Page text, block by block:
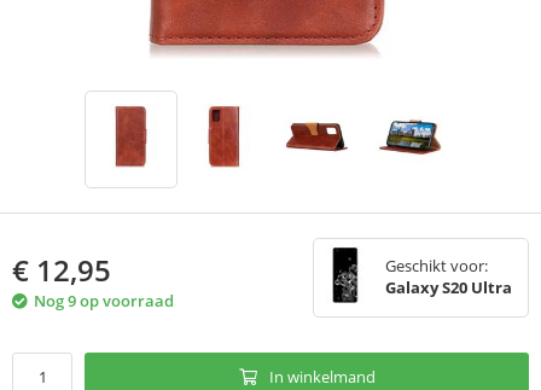
€ 12,95
Nog 9 op voorraad
Geschikt voor:
Galaxy S20 Ultra
In winkelmand